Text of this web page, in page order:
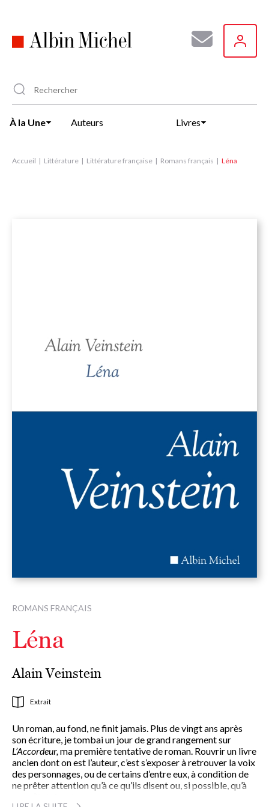
principal
À la Une Auteurs Livres
Accueil Littérature Littérature française Romans français Léna
ROMANS FRANÇAIS
Léna
Alain Veinstein
Extrait
Un roman, au fond, ne finit jamais. Plus de vingt ans après
son écriture, je tombai un jour de grand rangement sur
L’Accordeur, ma première tentative de roman. Rouvrir un livre
ancien dont on est l’auteur, c’est s’exposer à retrouver la voix
des personnages, ou de certains d’entre eux, à condition de
ne prêter attention qu’à ce qu’ils disent ou, si possible, qu’à